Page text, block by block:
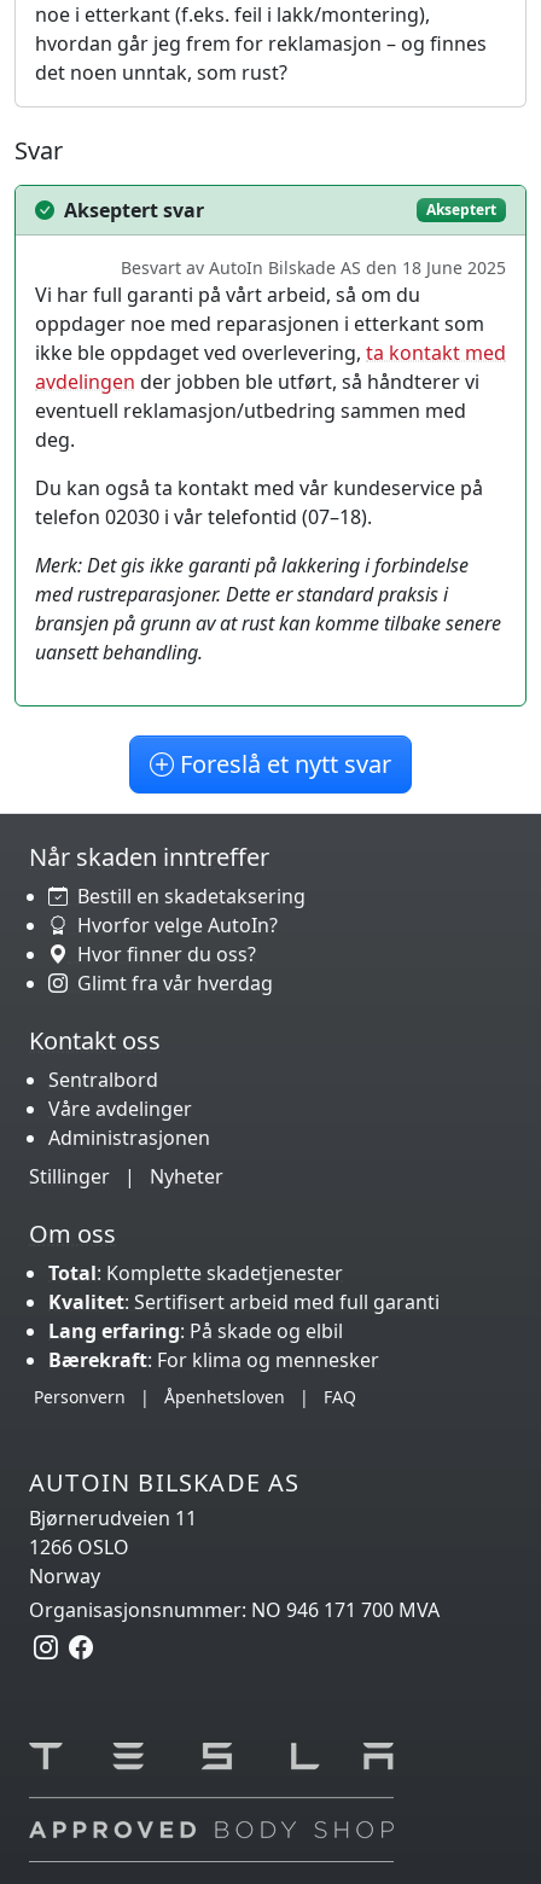
noe i etterkant (f.eks. feil i lakk/montering),
hvordan går jeg frem for reklamasjon – og finnes
det noen unntak, som rust?
Svar
Akseptert svar Akseptert
Besvart av AutoIn Bilskade AS den 18 June 2025
Vi har full garanti på vårt arbeid, så om du
oppdager noe med reparasjonen i etterkant som
ikke ble oppdaget ved overlevering, ta kontakt med
avdelingen der jobben ble utført, så håndterer vi
eventuell reklamasjon/utbedring sammen med
deg.
Du kan også ta kontakt med vår kundeservice på
telefon 02030 i vår telefontid (07–18).
Merk: Det gis ikke garanti på lakkering i forbindelse
med rustreparasjoner. Dette er standard praksis i
bransjen på grunn av at rust kan komme tilbake senere
uansett behandling.
Foreslå et nytt svar
Når skaden inntreffer
Bestill en skadetaksering
Hvorfor velge AutoIn?
Hvor finner du oss?
Glimt fra vår hverdag
Kontakt oss
Sentralbord
Våre avdelinger
Administrasjonen
Stillinger | Nyheter
Om oss
Total: Komplette skadetjenester
Kvalitet: Sertifisert arbeid med full garanti
Lang erfaring: På skade og elbil
Bærekraft: For klima og mennesker
Personvern | Åpenhetsloven | FAQ
AUTOIN BILSKADE AS
Bjørnerudveien 11
1266 OSLO
Norway
Organisasjonsnummer: NO 946 171 700 MVA